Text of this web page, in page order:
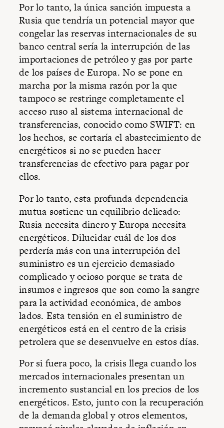
Por lo tanto, la única sanción impuesta a
Rusia que tendría un potencial mayor que
congelar las reservas internacionales de su
banco central sería la interrupción de las
importaciones de petróleo y gas por parte
de los países de Europa. No se pone en
marcha por la misma razón por la que
tampoco se restringe completamente el
acceso ruso al sistema internacional de
transferencias, conocido como SWIFT: en
los hechos, se cortaría el abastecimiento de
energéticos si no se pueden hacer
transferencias de efectivo para pagar por
ellos.
Por lo tanto, esta profunda dependencia
mutua sostiene un equilibrio delicado:
Rusia necesita dinero y Europa necesita
energéticos. Dilucidar cuál de los dos
perdería más con una interrupción del
suministro es un ejercicio demasiado
complicado y ocioso porque se trata de
insumos e ingresos que son como la sangre
para la actividad económica, de ambos
lados. Esta tensión en el suministro de
energéticos está en el centro de la crisis
petrolera que se desenvuelve en estos días.
Por si fuera poco, la crisis llega cuando los
mercados internacionales presentan un
incremento sustancial en los precios de los
energéticos. Esto, junto con la recuperación
de la demanda global y otros elementos,